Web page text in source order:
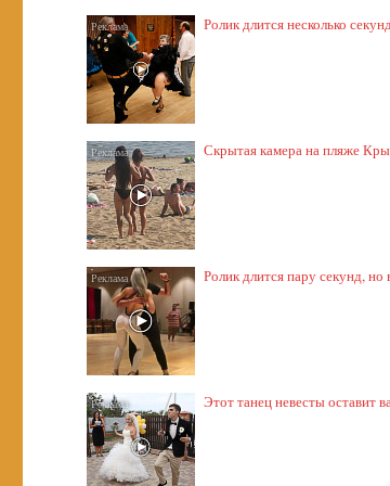
Ролик длится несколько
Скрытая камера на пляже
Ролик длится пару секунд,
Этот танец невесты оставит